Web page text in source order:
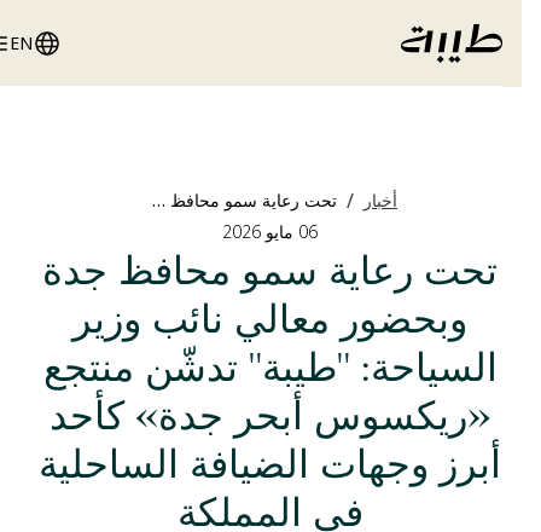
EN
أخبار /
تحت رعاية سمو محافظ جدة وبحضور معالي نائب وزير السياحة: "طيبة" تدشّن منتجع «ريكسوس أبحر جدة» كأحد أبرز وجهات الضيافة الساحلية في المملكة
تحت رعاية سمو محافظ جدة
وبحضور معالي نائب وزير
السياحة: "طيبة" تدشّن منتجع
«ريكسوس أبحر جدة» كأحد
أبرز وجهات الضيافة الساحلية
في المملكة